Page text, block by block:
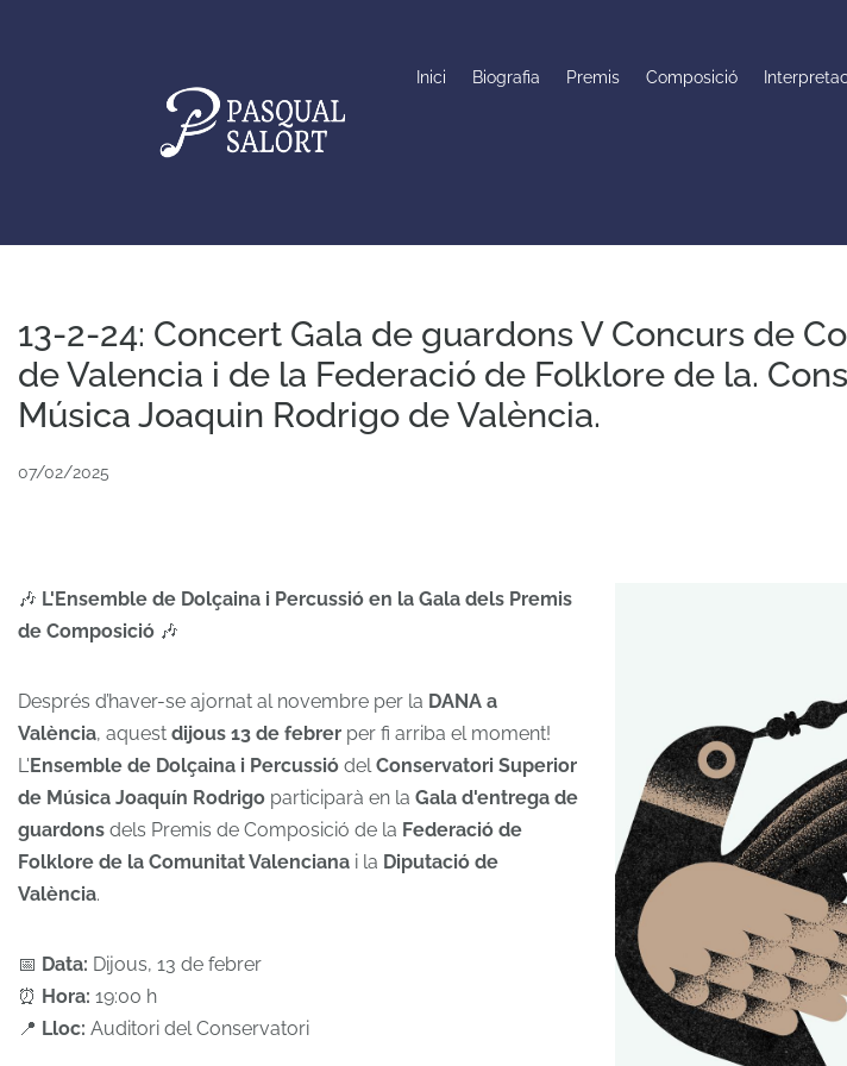
Inici Biografia Premis Composició
13-2-24: Concert Gala de guardons V Concurs de
de Valencia i de la Federació de Folklore de la.
Música Joaquin Rodrigo de València.
07/02/2025
🎶 L'Ensemble de Dolçaina i Percussió en la Gala dels Premis
de Composició 🎶
Després d’haver-se ajornat al novembre per la DANA a
València, aquest dijous 13 de febrer per fi arriba el moment!
L' Ensemble de Dolçaina i Percussió delConservatori Superior
de Música Joaquín Rodrigo participarà en la Gala d'entrega de
guardons dels Premis de Composició de la Federació de
Folklore de la Comunitat Valenciana i la Diputació de
València.
📅 Data: Dijous, 13 de febrer
⏰ Hora: 19:00 h
📍 Lloc: Auditori del Conservatori